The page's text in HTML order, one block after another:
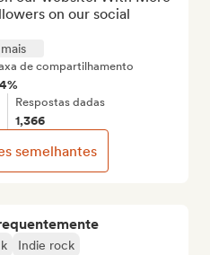
Indie rock
on our social
de compartilhamento
Respostas dadas
1,366
semelhantes